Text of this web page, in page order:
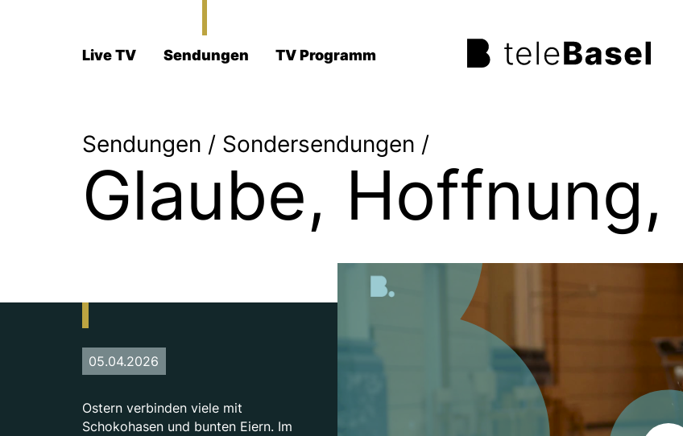
Live TV Sendungen TV Programm
Sendungen / Sondersendungen /
Glaube, Hoffnung,
05.04.2026
Ostern verbinden viele mit
Schokohasen und bunten Eiern. Im